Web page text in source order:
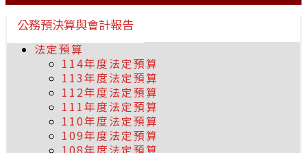
公務預決算與會計報告
法定預算
114年度法定預算
113年度法定預算
112年度法定預算
111年度法定預算
110年度法定預算
109年度法定預算